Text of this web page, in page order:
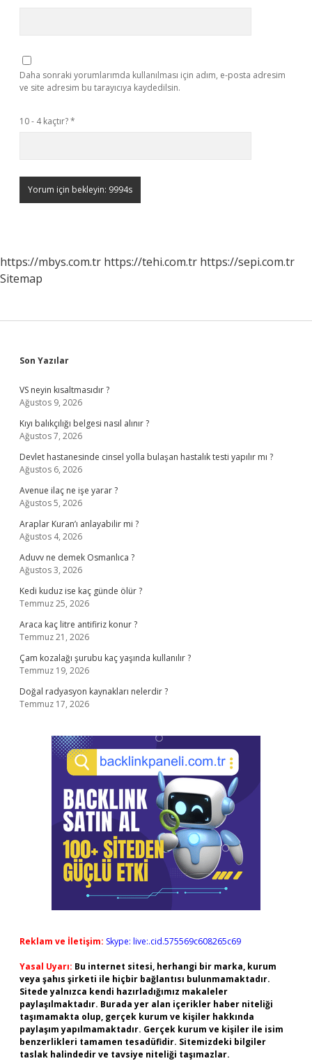
Daha sonraki yorumlarımda kullanılması için adım, e-posta adresim
ve site adresim bu tarayıcıya kaydedilsin.
10 - 4 kaçtır?*
https://mbys.com.tr https://tehi.com.tr https://sepi.com.tr
Sitemap
Sidebar
Son Yazılar
VS neyin kısaltmasıdır ?
Ağustos 9, 2026
Kıyı balıkçılığı belgesi nasıl alınır ?
Ağustos 7, 2026
Devlet hastanesinde cinsel yolla bulaşan hastalık testi yapılır mı ?
Ağustos 6, 2026
Avenue ilaç ne işe yarar ?
Ağustos 5, 2026
Araplar Kuran’ı anlayabilir mi ?
Ağustos 4, 2026
Aduvv ne demek Osmanlıca ?
Ağustos 3, 2026
Kedi kuduz ise kaç günde ölür ?
Temmuz 25, 2026
Araca kaç litre antifiriz konur ?
Temmuz 21, 2026
Çam kozalağı şurubu kaç yaşında kullanılır ?
Temmuz 19, 2026
Doğal radyasyon kaynakları nelerdir ?
Temmuz 17, 2026
Reklam ve İletişim: Skype: live:.cid.575569c608265c69
Yasal Uyarı: Bu internet sitesi, herhangi bir marka, kurum
veya şahıs şirketi ile hiçbir bağlantısı bulunmamaktadır.
Sitede yalnızca kendi hazırladığımız makaleler
paylaşılmaktadır. Burada yer alan içerikler haber niteliği
taşımamakta olup, gerçek kurum ve kişiler hakkında
paylaşım yapılmamaktadır. Gerçek kurum ve kişiler ile isim
benzerlikleri tamamen tesadüfidir. Sitemizdeki bilgiler
taslak halindedir ve tavsiye niteliği taşımazlar.